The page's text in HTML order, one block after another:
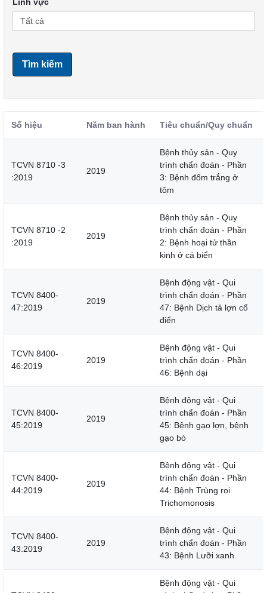
Tìm kiếm
Số hiệu Năm ban hành Tiêu chuẩn/Quy chuẩn
TCVN 8710 -3
:2019
2019
Bệnh thủy sản - Quy
trình chẩn đoán - Phần
3: Bệnh đốm trắng ở
tôm
TCVN 8710 -2
:2019
2019
Bệnh thủy sản - Quy
trình chẩn đoán - Phần
2: Bệnh hoại tử thần
kinh ở cá biển
TCVN 8400-
47:2019
2019
Bệnh động vật - Qui
trình chẩn đoán - Phần
47: Bệnh Dịch tả lợn cổ
điển
TCVN 8400-
46:2019
2019
Bệnh động vật - Qui
trình chẩn đoán - Phần
46: Bệnh dại
TCVN 8400-
45:2019
2019
Bệnh động vật - Qui
trình chẩn đoán - Phần
45: Bệnh gạo lợn, bệnh
gạo bò
TCVN 8400-
44:2019
2019
Bệnh động vật - Qui
trình chẩn đoán - Phần
44: Bệnh Trùng roi
Trichomonosis
TCVN 8400-
43:2019
2019
Bệnh động vật - Qui
trình chẩn đoán - Phần
43: Bệnh Lưỡi xanh
Bệnh động vật - Qui